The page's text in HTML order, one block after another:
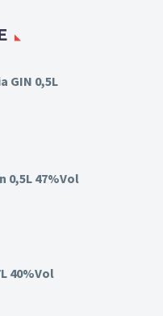
GIN 0,5L
0,5L 47%Vol
40%Vol